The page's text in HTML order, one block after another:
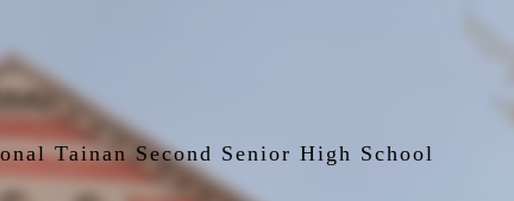
Tainan Second Senior High School